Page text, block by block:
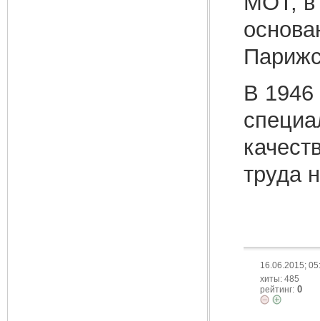
В 1946
труда
16.06.2015;
хиты: 485
рейтинг: 0